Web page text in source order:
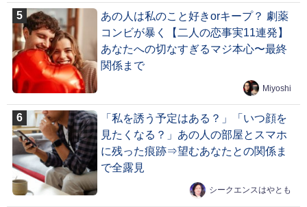
あの人は私のこと好きorキープ？ 劇薬
コンビが暴く【二人の恋事実11連発】
あなたへの切なすぎるマジ本心〜最終
関係まで
Miyoshi
「私を誘う予定はある？」「いつ顔を
見たくなる？」あの人の部屋とスマホ
に残った痕跡⇒望むあなたとの関係ま
で全露見
シークエンスはやとも